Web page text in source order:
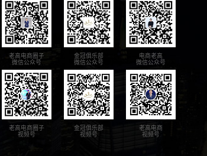
老高电商圈子
微信公众号
金冠俱乐部
微信公众号
电商老高
微信公众号
老高电商圈子
视频号
金冠俱乐部
视频号
老高电商
视频号